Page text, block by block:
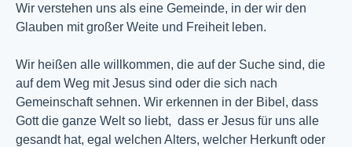
Wir verstehen uns als eine Gemeinde, in der wir den
Glauben mit großer Weite und Freiheit leben.
Wir heißen alle willkommen, die auf der Suche sind, die
auf dem Weg mit Jesus sind oder die sich nach
Gemeinschaft sehnen. Wir erkennen in der Bibel, dass
Gott die ganze Welt so liebt, dass er Jesus für uns alle
gesandt hat, egal welchen Alters, welcher Herkunft oder